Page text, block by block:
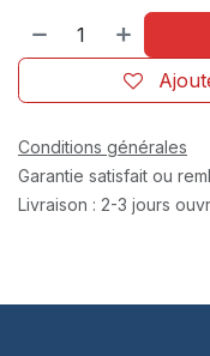
Conditions générales
Garantie satisfait ou
Livraison : 2-3 jours